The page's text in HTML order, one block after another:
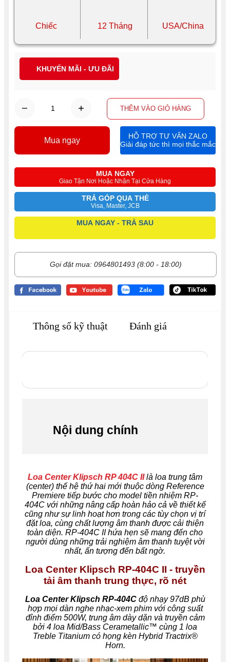
Chiếc 12 Tháng USA/China
THÊM VÀO GIỎ HÀNG
MUA NGAY
Giao Tận Nơi Hoặc Nhận Tại Cửa Hàng
TRẢ GÓP QUA THẺ
Visa, Master, JCB
MUA NGAY - TRẢ SAU
Gọi đặt mua: 0964801493 (8:00 - 18:00)
Mua ngay
HỖ TRỢ TƯ VẤN ZALO
Giải đáp tức thì mọi thắc mắc
KHUYẾN MÃI - ƯU ĐÃI
Thông số kỹ thuật Đánh giá
Nội dung chính
Loa Center Klipsch RP 404C IIlà loa trung tâm
(center) thế hệ thứ hai mới thuộc dòng Reference
Premiere tiếp bước cho model tiền nhiệm RP-
404C với những nâng cấp hoàn hảo cả về thiết kế
cũng như sự linh hoạt hơn trong các tùy chọn vị trí
đặt loa, cùng chất lượng âm thanh được cải thiện
toàn diện. RP-404C II hứa hẹn sẽ mang đến cho
người dùng những trải nghiệm âm thanh tuyệt vời
nhất, ấn tượng đến bất ngờ.
Loa Center Klipsch RP-404C II - truyền
tải âm thanh trung thực, rõ nét
Loa Center Klipsch RP-404Cđộ nhạy 97dB phù
hợp mọi dàn nghe nhạc-xem phim với công suất
đỉnh điểm 500W, trung âm dày dặn và truyền cảm
bởi 4 loa Mid/Bass Cerametallic™ cùng 1 loa
Treble Titanium có họng kèn Hybrid Tractrix®
Horn.